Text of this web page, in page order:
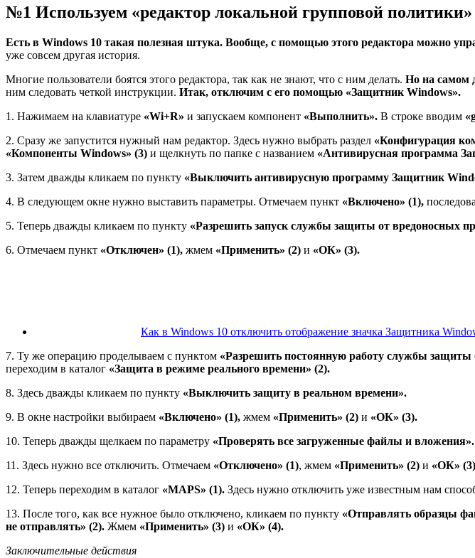
№1 Используем «редактор локальной групповой политики»
Есть в Windows 10 такая полезная штука. Вообще, с помощью этого редактора можно
уже совсем другая история.
Многие пользователи боятся этого редактора, так как не знают, что с ним делать. Но на самом
ним следовать четкой инструкции. Итак, отключим с его помощью «Защитник Windows».
1. Нажимаем на клавиатуре «Wi+R» и запускаем компонент «Выполнить». В строке вводим
2. Сразу же запустится нужный нам редактор. Здесь нужно выбрать раздел «Конфигурация
«Компоненты Windows» (3) и щелкнуть по папке с названием «Антивирусная программа
3. Затем дважды кликаем по пункту «Выключить антивирусную программу Защитник
4. В следующем окне нужно выставить параметры. Отмечаем пункт «Включено» (1),
5. Теперь дважды кликаем по пункту «Разрешить запуск службы защиты от вредоносных
6. Отмечаем пункт «Отключен» (1), жмем «Применить» (2) и «ОК» (3).
Как в Windows 10 отключить отображение значка Защитника
7. Ту же операцию проделываем с пунктом «Разрешить постоянную работу службы защиты
переходим в каталог «Защита в режиме реального времени» (2).
8. Здесь дважды кликаем по пункту «Выключить защиту в реальном времени».
9. В окне настройки выбираем «Включено» (1), жмем «Применить» (2) и «ОК» (3).
10. Теперь дважды щелкаем по параметру «Проверять все загруженные файлы и вложения».
11. Здесь нужно все отключить. Отмечаем «Отключено» (1), жмем «Применить» (2) и «ОК»
12. Теперь переходим в каталог «MAPS» (1). Здесь нужно отключить уже известным нам
13. После того, как все нужное было отключено, кликаем по пункту «Отправлять образцы
не отправлять» (2). Жмем «Применить» (3) и «ОК» (4).
Заключительные действия